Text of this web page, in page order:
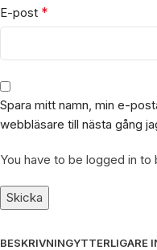
E-post *
Spara mitt namn, min e-
webbläsare till nästa gång
You have to be logged in
BESKRIVNINGYTTERLIGARE